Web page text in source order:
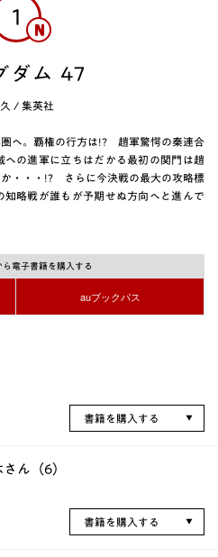
1
ダム 47
/ 集英社
へ。覇権の行方は!? 趙軍驚愕の秦連合
の進軍に立ちはだかる最初の関門は趙
・・・!? さらに今決戦の最大の攻略標
略戦が誰もが予期せぬ方向へと進んで
電子書籍を購入する
auブックパス
書籍を購入する
ん（6）
書籍を購入する